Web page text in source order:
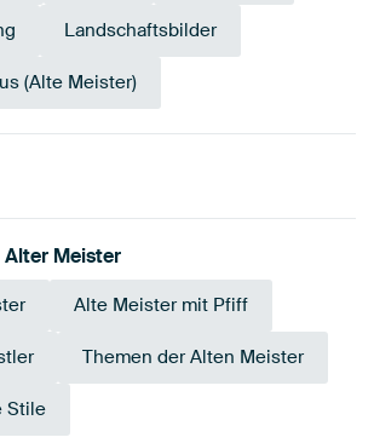
Landschaftsbilder
(Alte Meister)
Meister
Alte Meister mit Pfiff
Themen der Alten Meister
Stile